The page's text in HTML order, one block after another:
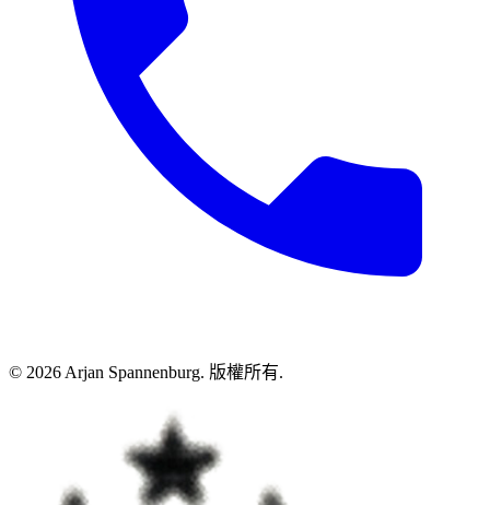
© 2026 Arjan Spannenburg. 版權所有.